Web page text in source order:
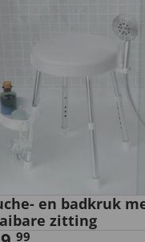
en badkruk
zitting
99